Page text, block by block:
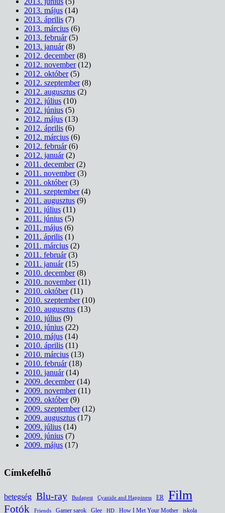
2013. május (14)
2013. április (7)
2013. március (6)
2013. február(5)
2013. január(8)
2012. december(8)
2012. november(12)
2012. október(5)
2012. szeptember(8)
2012. augusztus (2)
2012. július (10)
2012. június (5)
2012. május (13)
2012. április (6)
2012. március (6)
2012. február(6)
2012. január(2)
2011. december(2)
2011. november(3)
2011. október(3)
2011. szeptember(4)
2011. augusztus (9)
2011. július (11)
2011. június (5)
2011. május (6)
2011. április (1)
2011. március (2)
2011. február(3)
2011. január(15)
2010. december(8)
2010. november(11)
2010. október(11)
2010. szeptember(10)
2010. augusztus (13)
2010. július (9)
2010. június (22)
2010. május (14)
2010. április (11)
2010. március (13)
2010. február(18)
2010. január(14)
2009. december(14)
2009. november(11)
2009. október(9)
2009. szeptember(12)
2009. augusztus (17)
2009. július (14)
2009. június (7)
2009. május (17)
Címkefelhő
betegség Blu-ray Budapest Cyanide and Happiness ER Film
Fotók Friends Gamer sarok Glee HD How I Met Your Mother iskola